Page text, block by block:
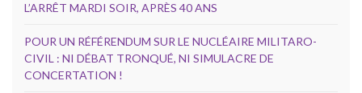
L’ARRÊT MARDI SOIR, APRÈS 40 ANS
POUR UN RÉFÉRENDUM SUR LE NUCLÉAIRE MILITARO-
CIVIL : NI DÉBAT TRONQUÉ, NI SIMULACRE DE
CONCERTATION !